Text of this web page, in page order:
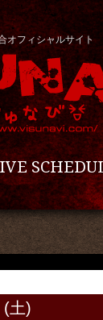
オフィシャルサイト
(土)